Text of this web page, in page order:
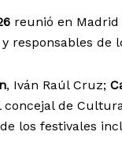
reunió en
responsables de
, Iván Raúl Cruz;
de
los festivales